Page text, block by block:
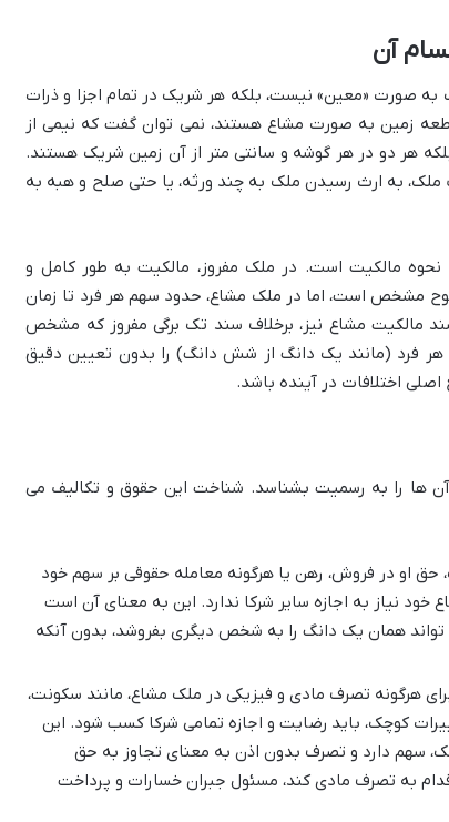
آن
صورت «معین» نیست، بلکه هر شریک در تمام اجزا و ذرات
زمین به صورت مشاع هستند، نمی توان گفت که نیمی از
هر دو در هر گوشه و سانتی متر از آن زمین شریک هستند.
ملک، به ارث رسیدن ملک به چند ورثه، یا حتی صلح و هبه به
نحوه مالکیت است. در ملک مفروز، مالکیت به طور کامل و
مشخص است، اما در ملک مشاع، حدود سهم هر فرد تا زمان
مالکیت مشاع نیز، برخلاف سند تک برگی مفروز که مشخص
فرد (مانند یک دانگ از شش دانگ) را بدون تعیین دقیق
اختلافات در آینده باشد.
ها را به رسمیت بشناسد. شناخت این حقوق و تکالیف می
حق او در فروش، رهن یا هرگونه معامله حقوقی بر سهم خود
نیاز به اجازه سایر شرکا ندارد. این به معنای آن است
همان یک دانگ را به شخص دیگری بفروشد، بدون آنکه
هرگونه تصرف مادی و فیزیکی در ملک مشاع، مانند سکونت،
کوچک، باید رضایت و اجازه تمامی شرکا کسب شود. این
سهم دارد و تصرف بدون اذن به معنای تجاوز به حق
به تصرف مادی کند، مسئول جبران خسارات و پرداخت